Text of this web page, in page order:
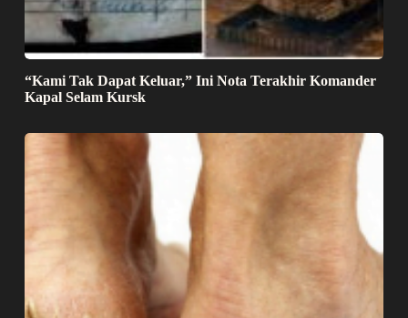
“Kami Tak Dapat Keluar,” Ini Nota Terakhir Komander
Kapal Selam Kursk